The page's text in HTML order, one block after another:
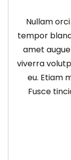
Nullam
tempor
amet
viverra
eu. Etiam
Fusce